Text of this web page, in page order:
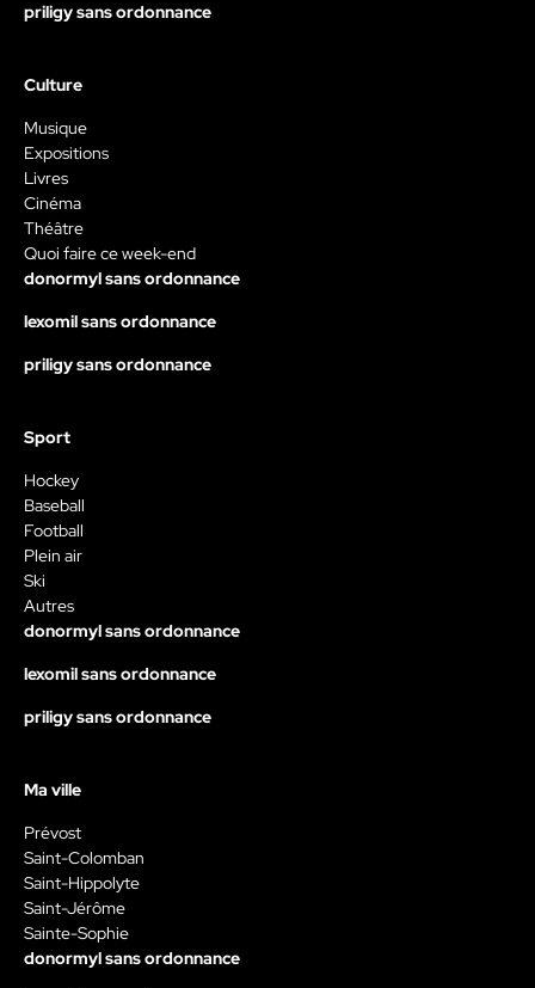
priligy sans ordonnance
Culture
Musique
Expositions
Livres
Cinéma
Théâtre
Quoi faire ce week-end
donormyl sans ordonnance
lexomil sans ordonnance
priligy sans ordonnance
Sport
Hockey
Baseball
Football
Plein air
Ski
Autres
donormyl sans ordonnance
lexomil sans ordonnance
priligy sans ordonnance
Ma ville
Prévost
Saint-Colomban
Saint-Hippolyte
Saint-Jérôme
Sainte-Sophie
donormyl sans ordonnance